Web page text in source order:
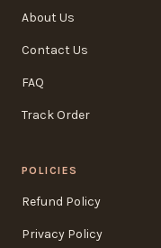
About Us
Contact Us
FAQ
Track Order
POLICIES
Refund Policy
Privacy Policy